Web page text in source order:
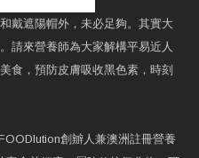
戴遮陽帽外，未必足夠。其實大
請來營養師為大家解構平易近人
食，預防皮膚吸收黑色素，時刻
創辧人兼澳洲註冊營養